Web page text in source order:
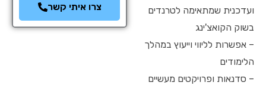
ועדכנית שמתאימה לטרנדים
בשוק הקואצ'ינג
– אפשרות לליווי וייעוץ במהלך
הלימודים
– סדנאות ופרויקטים מעשיים
צרו איתי קשר